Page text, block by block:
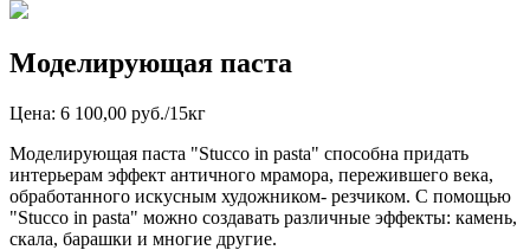
Моделирующая паста
Цена: 6 100,00 руб./15кг
Моделирующая паста "Stucco in pasta" способна придать
интерьерам эффект античного мрамора, пережившего века,
обработанного искусным художником- резчиком. С помощью
"Stucco in pasta" можно создавать различные эффекты: камень,
скала, барашки и многие другие.